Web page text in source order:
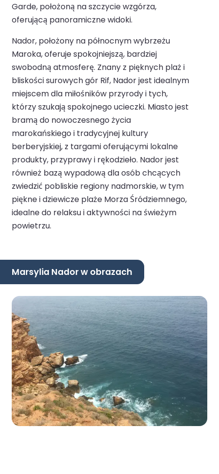
Garde, położoną na szczycie wzgórza,
oferującą panoramiczne widoki.
Nador, położony na północnym wybrzeżu
Maroka, oferuje spokojniejszą, bardziej
swobodną atmosferę. Znany z pięknych plaż i
bliskości surowych gór Rif, Nador jest idealnym
miejscem dla miłośników przyrody i tych,
którzy szukają spokojnego ucieczki. Miasto jest
bramą do nowoczesnego życia
marokańskiego i tradycyjnej kultury
berberyjskiej, z targami oferującymi lokalne
produkty, przyprawy i rękodzieło. Nador jest
również bazą wypadową dla osób chcących
zwiedzić pobliskie regiony nadmorskie, w tym
piękne i dziewicze plaże Morza Śródziemnego,
idealne do relaksu i aktywności na świeżym
powietrzu.
Marsylia Nador w obrazach